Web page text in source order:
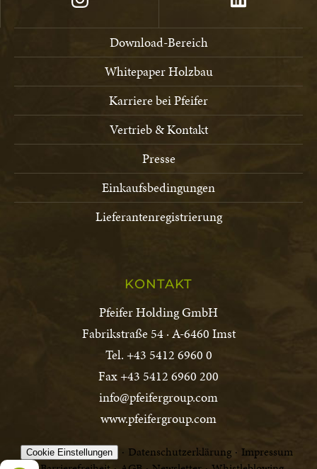
Download-Bereich
Whitepaper Holzbau
Karriere bei Pfeifer
Vertrieb & Kontakt
Presse
Einkaufsbedingungen
Lieferantenregistrierung
KONTAKT
Pfeifer Holding GmbH
Fabrikstraße 54 · A-6460 Imst
Tel. +43 5412 6960 0
Fax +43 5412 6960 200
info@pfeifergroup.com
www.pfeifergroup.com
Cookie Einstellungen Datenschutzerklärung
Impressum